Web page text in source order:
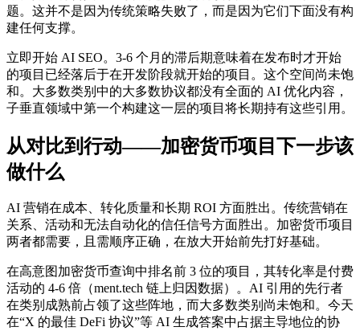
题。这并不是因为传统策略失败了，而是因为它们下面没有构
建任何支撑。
立即开始 AI SEO。3-6 个月的滞后期意味着在发布时才开始
的项目已经落后于在开发阶段就开始的项目。这个空间尚未饱
和。大多数类别中的大多数协议都没有全面的 AI 优化内容，
子垂直领域中第一个构建这一层的项目将长期持有这些引用。
从对比到行动——加密货币项目下一步该
做什么
AI 营销在成本、转化质量和长期 ROI 方面胜出。传统营销在
关系、活动和无法自动化的信任信号方面胜出。加密货币项目
两者都需要，且需顺序正确，在放大开始前先打好基础。
在高意图加密货币查询中排名前 3 位的项目，其转化率是付费
活动的 4-6 倍（ment.tech 链上归因数据）。AI 引用的先行者
在类别成熟前占领了这些阵地，而大多数类别尚未饱和。今天
在“X 的最佳 DeFi 协议”等 AI 生成答案中占据主导地位的协